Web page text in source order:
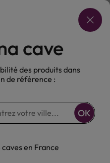
Choisir ma cave
Sans alcool
cave
des produits dans
de référence :
OK
en France